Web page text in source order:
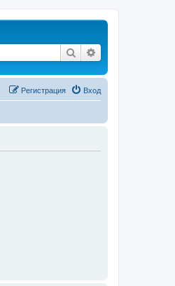
Поиск
Вход
Регистрация